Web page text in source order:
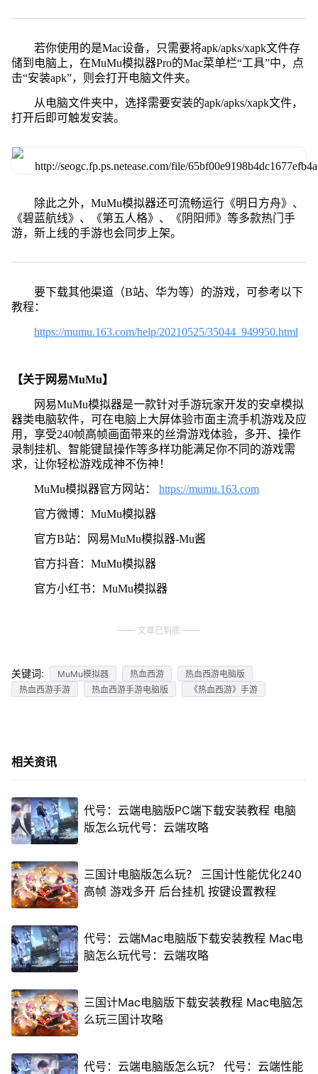
若你使用的是Mac设备，只需要将apk/apks/xapk文件存
储到电脑上，在MuMu模拟器Pro的Mac菜单栏“工具”中，点
击“安装apk”，则会打开电脑文件夹。
从电脑文件夹中，选择需要安装的apk/apks/xapk文件，
打开后即可触发安装。
除此之外，MuMu模拟器还可流畅运行《明日方舟》、
《碧蓝航线》、《第五人格》、《阴阳师》等多款热门手
游，新上线的手游也会同步上架。
要下载其他渠道（B站、华为等）的游戏，可参考以下
教程：
https://mumu.163.com/help/20210525/35044_949950.html
【关于网易MuMu】
网易MuMu模拟器是一款针对手游玩家开发的安卓模拟
器类电脑软件，可在电脑上大屏体验市面主流手机游戏及应
用，享受240帧高帧画面带来的丝滑游戏体验，多开、操作
录制挂机、智能键鼠操作等多样功能满足你不同的游戏需
求，让你轻松游戏成神不伤神！
MuMu模拟器官方网站： https://mumu.163.com
官方微博：MuMu模拟器
官方B站：网易MuMu模拟器-Mu酱
官方抖音：MuMu模拟器
官方小红书：MuMu模拟器
文章已到底
关键词: MuMu模拟器 热血西游
热血西游电脑版
热血西游手游
热血西游手游电脑版 《热血西游》手游
相关资讯
代号：云端电脑版PC端下载安装教程 电脑
版怎么玩代号：云端攻略
三国计电脑版怎么玩？ 三国计性能优化240
高帧 游戏多开 后台挂机 按键设置教程
代号：云端Mac电脑版下载安装教程 Mac电
脑怎么玩代号：云端攻略
三国计Mac电脑版下载安装教程 Mac电脑怎
么玩三国计攻略
代号：云端电脑版怎么玩？ 代号：云端性能